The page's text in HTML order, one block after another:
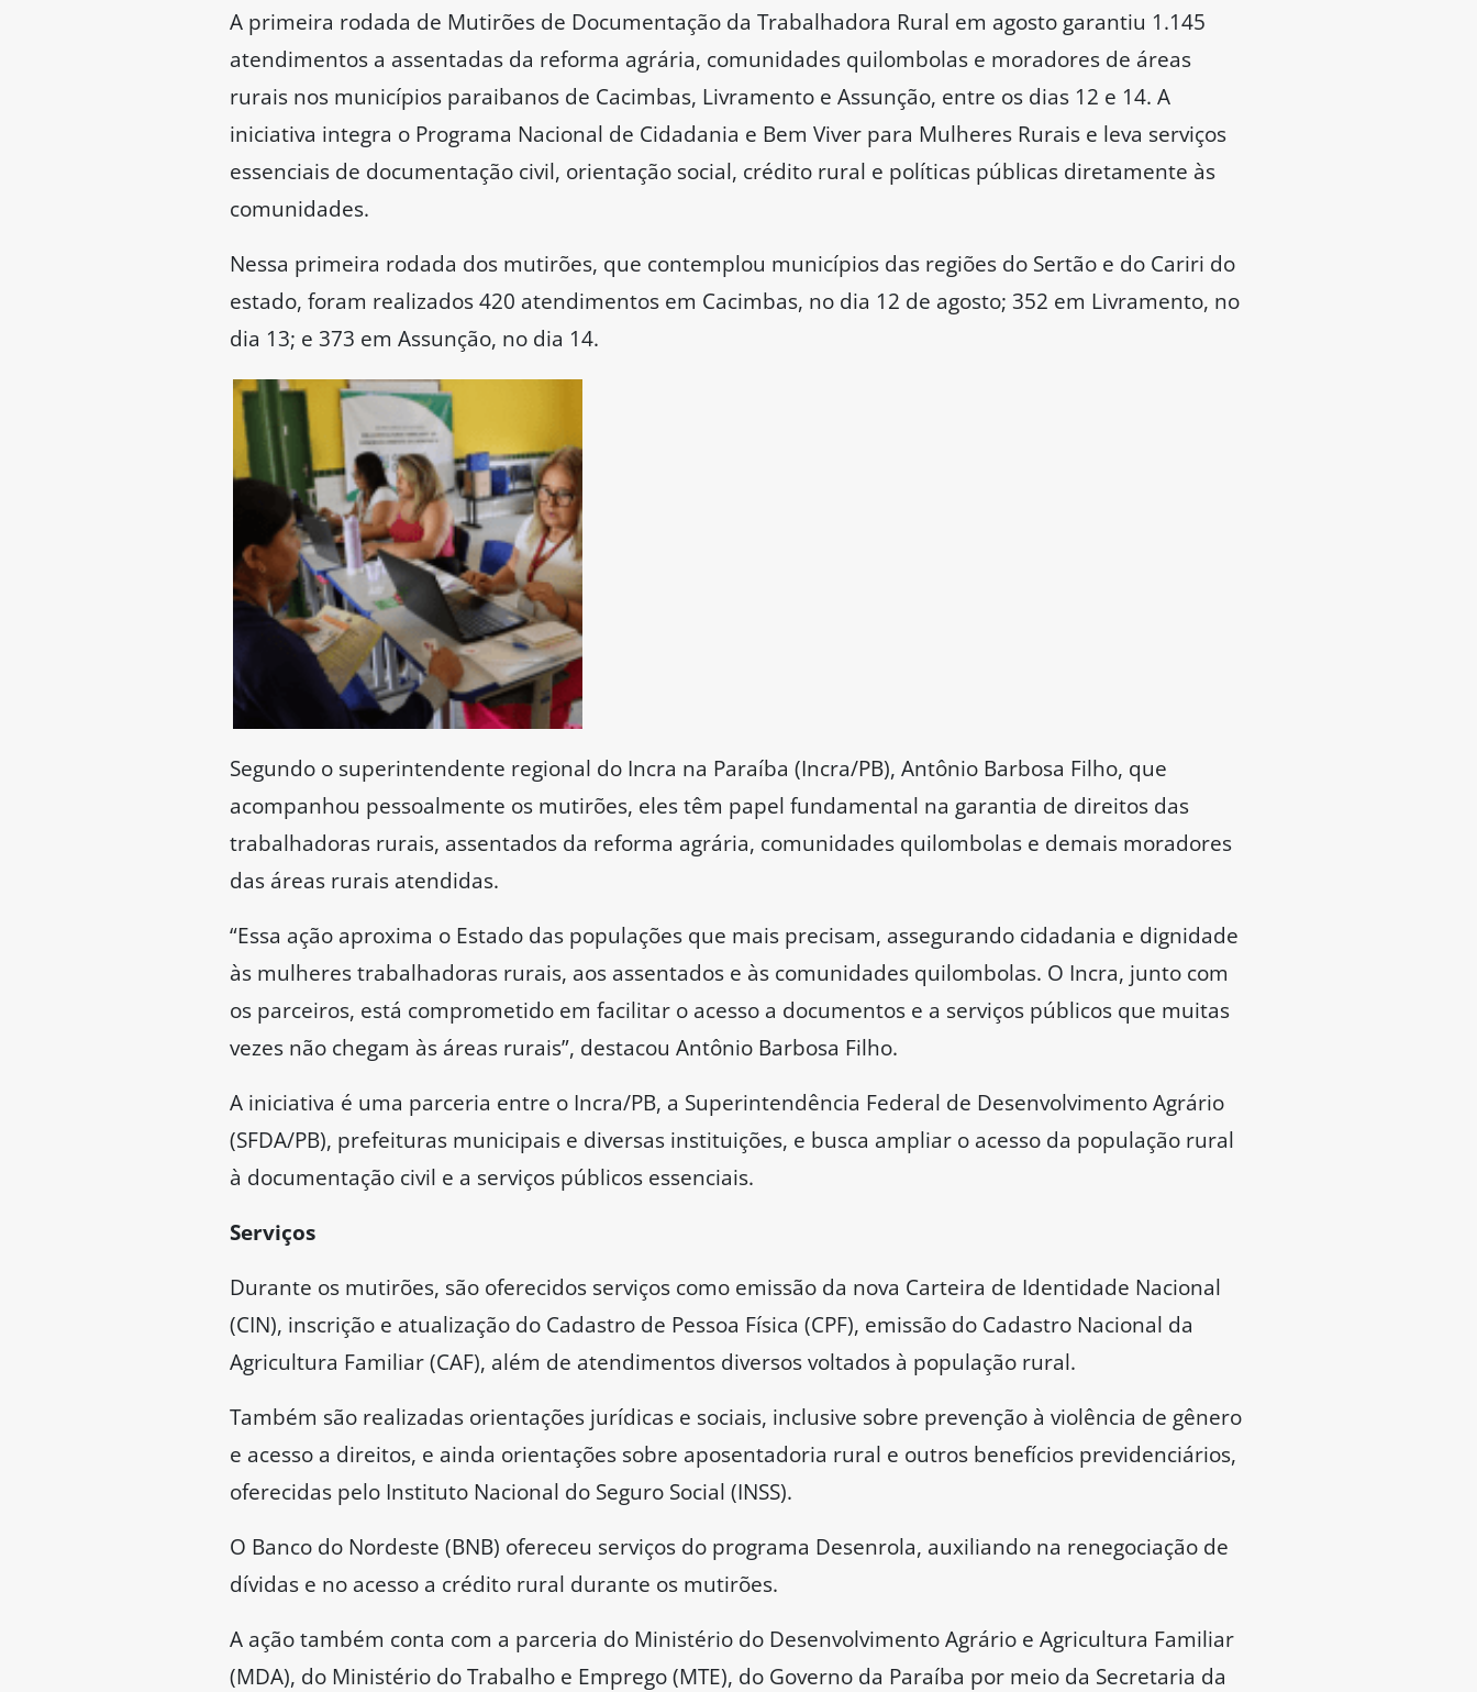
A primeira rodada de Mutirões de Documentação da Trabalhadora Rural em agosto garantiu 1.145
atendimentos a assentadas da reforma agrária, comunidades quilombolas e moradores de áreas
rurais nos municípios paraibanos de Cacimbas, Livramento e Assunção, entre os dias 12 e 14. A
iniciativa integra o Programa Nacional de Cidadania e Bem Viver para Mulheres Rurais e leva serviços
essenciais de documentação civil, orientação social, crédito rural e políticas públicas diretamente às
comunidades.
Nessa primeira rodada dos mutirões, que contemplou municípios das regiões do Sertão e do Cariri do
estado, foram realizados 420 atendimentos em Cacimbas, no dia 12 de agosto; 352 em Livramento, no
dia 13; e 373 em Assunção, no dia 14.
Segundo o superintendente regional do Incra na Paraíba (Incra/PB), Antônio Barbosa Filho, que
acompanhou pessoalmente os mutirões, eles têm papel fundamental na garantia de direitos das
trabalhadoras rurais, assentados da reforma agrária, comunidades quilombolas e demais moradores
das áreas rurais atendidas.
“Essa ação aproxima o Estado das populações que mais precisam, assegurando cidadania e dignidade
às mulheres trabalhadoras rurais, aos assentados e às comunidades quilombolas. O Incra, junto com
os parceiros, está comprometido em facilitar o acesso a documentos e a serviços públicos que muitas
vezes não chegam às áreas rurais”, destacou Antônio Barbosa Filho.
A iniciativa é uma parceria entre o Incra/PB, a Superintendência Federal de Desenvolvimento Agrário
(SFDA/PB), prefeituras municipais e diversas instituições, e busca ampliar o acesso da população rural
à documentação civil e a serviços públicos essenciais.
Serviços
Durante os mutirões, são oferecidos serviços como emissão da nova Carteira de Identidade Nacional
(CIN), inscrição e atualização do Cadastro de Pessoa Física (CPF), emissão do Cadastro Nacional da
Agricultura Familiar (CAF), além de atendimentos diversos voltados à população rural.
Também são realizadas orientações jurídicas e sociais, inclusive sobre prevenção à violência de gênero
e acesso a direitos, e ainda orientações sobre aposentadoria rural e outros benefícios previdenciários,
oferecidas pelo Instituto Nacional do Seguro Social (INSS).
O Banco do Nordeste (BNB) ofereceu serviços do programa Desenrola, auxiliando na renegociação de
dívidas e no acesso a crédito rural durante os mutirões.
A ação também conta com a parceria do Ministério do Desenvolvimento Agrário e Agricultura Familiar
(MDA), do Ministério do Trabalho e Emprego (MTE), do Governo da Paraíba por meio da Secretaria da